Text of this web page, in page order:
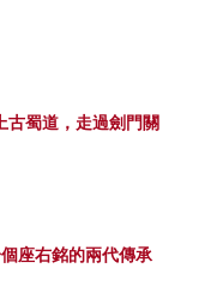
蜀道，走過劍門關
座右銘的兩代傳承